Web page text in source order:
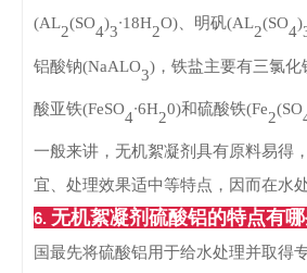
(AL
2
(SO
4
)
3
∙18H
2
O)、明矾(AL
2
(SO
4
)
铝酸钠(NaALO
3
)，铁盐主要有三氯化
酸亚铁(FeSO
4
∙6H
2
0)和硫酸铁(Fe
2
(SO
一般来讲，无机絮凝剂具有原料易得
宜、处理效果适中等特点，因而在水
6. 无机絮凝剂硫酸铝的特点有哪
国最先将硫酸铝用于给水处理并取得